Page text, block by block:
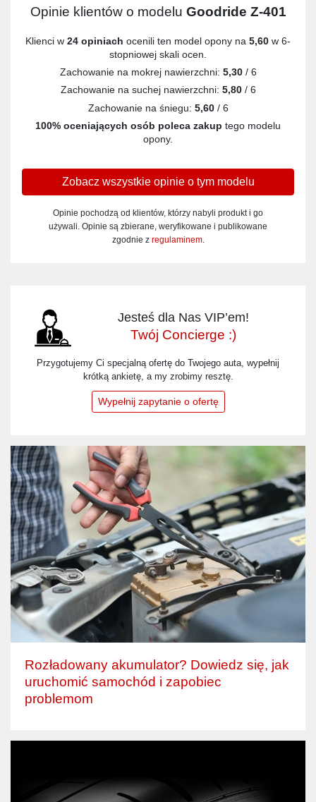
Opinie klientów o modelu Goodride Z-401
Klienci w 24 opiniach ocenili ten model opony na 5,60 w 6-
stopniowej skali ocen.
Zachowanie na mokrej nawierzchni: 5,30/ 6
Zachowanie na suchej nawierzchni: 5,80/ 6
Zachowanie na śniegu: 5,60/ 6
100% oceniających osób poleca zakup tego modelu
opony.
Zobacz wszystkie opinie o tym modelu
Opinie pochodzą od klientów, którzy nabyli produkt i go
używali. Opinie są zbierane, weryfikowane i publikowane
zgodnie z regulaminem.
Jesteś dla Nas VIP’em!
Twój Concierge :)
Przygotujemy Ci specjalną ofertę do Twojego auta, wypełnij
krótką ankietę, a my zrobimy resztę.
Wypełnij zapytanie o ofertę
Rozładowany akumulator? Dowiedz się, jak
uruchomić samochód i zapobiec
problemom